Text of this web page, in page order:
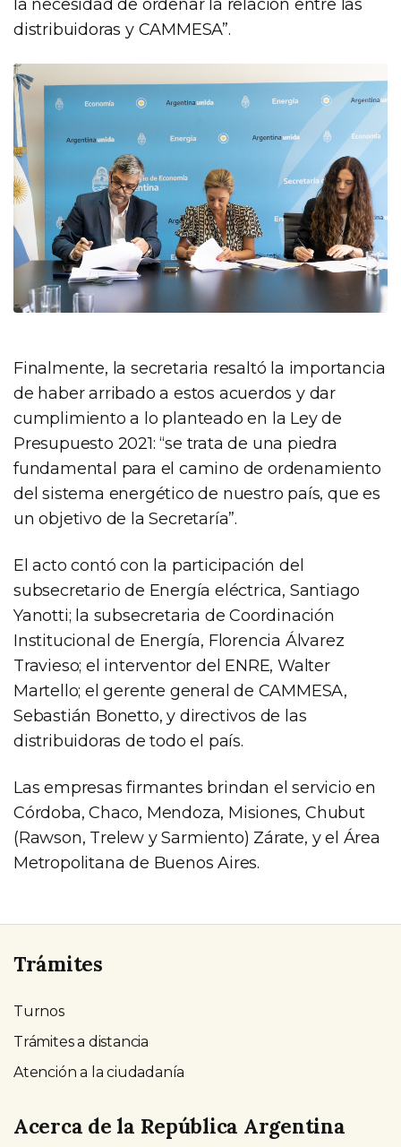
la necesidad de ordenar la relación entre las
distribuidoras y CAMMESA”.
Finalmente, la secretaria resaltó la importancia
de haber arribado a estos acuerdos y dar
cumplimiento a lo planteado en la Ley de
Presupuesto 2021: “se trata de una piedra
fundamental para el camino de ordenamiento
del sistema energético de nuestro país, que es
un objetivo de la Secretaría”.
El acto contó con la participación del
subsecretario de Energía eléctrica, Santiago
Yanotti; la subsecretaria de Coordinación
Institucional de Energía, Florencia Álvarez
Travieso; el interventor del ENRE, Walter
Martello; el gerente general de CAMMESA,
Sebastián Bonetto, y directivos de las
distribuidoras de todo el país.
Las empresas firmantes brindan el servicio en
Córdoba, Chaco, Mendoza, Misiones, Chubut
(Rawson, Trelew y Sarmiento) Zárate, y el Área
Metropolitana de Buenos Aires.
Trámites
Turnos
Trámites a distancia
Atención a la ciudadanía
Acerca de la República Argentina